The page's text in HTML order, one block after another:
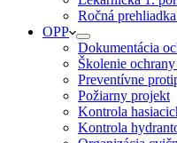
Ročná
OPP
Dokumentácia
Školenie
Preventívne
Požiarny projekt
Kontrola
Kontrola